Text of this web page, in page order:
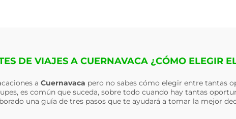
DE VIAJES A CUERNAVACA ¿CÓMO ELEGIR
a Cuernavaca pero no sabes cómo elegir entre tantas
es común que suceda, sobre todo cuando hay tantas
una guía de tres pasos que te ayudará a tomar la mejor